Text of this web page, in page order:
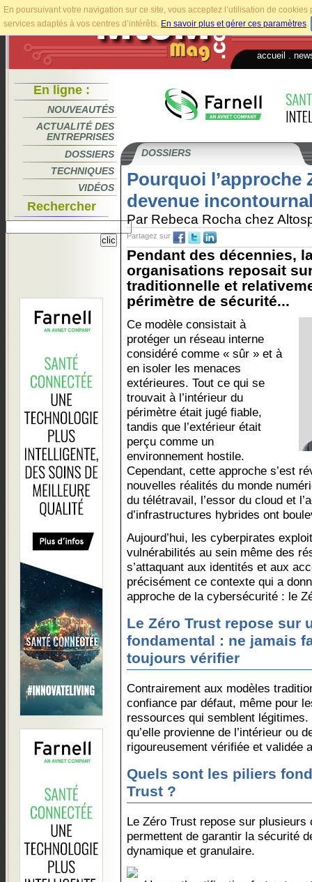
En poursuivant votre navigation sur ce site, vous acceptez l’utilisation de
services adaptés à vos centres d’intérêts. En savoir plus et gérer ces paramètres.
accueil
En ligne :
NOUVEAUTÉS
ACTUALITÉ DES
ENTREPRISES
DOSSIERS
TECHNIQUES
VIDÉOS
Rechercher
DOSSIERS
Pourquoi l’approche
devenue
Par Rebeca Rocha chez
Partagez sur
Pendant des décennies,
organisations reposait
traditionnelle et
périmètre de sécurité...
Ce modèle consistait à
protéger un réseau interne
considéré comme « sûr » et à
en isoler les menaces
extérieures. Tout ce qui se
trouvait à l’intérieur du
périmètre était jugé fiable,
tandis que l’extérieur était
perçu comme un
environnement hostile.
Cependant, cette approche s’est
nouvelles réalités du monde
du télétravail, l’essor du cloud et
d’infrastructures hybrides ont
Aujourd’hui, les cyberpirates
vulnérabilités au sein même des
s’attaquant aux identités et aux
précisément ce contexte qui a
approche de la cybersécurité : le
Le Zéro Trust repose sur
fondamental : ne jamais
toujours vérifier
Contrairement aux modèles
confiance par défaut, même pour
ressources qui semblent légitimes.
qu’elle provienne de l’intérieur ou
rigoureusement vérifiée et validée
Quels sont les piliers
Trust ?
Le Zéro Trust repose sur
permettent de garantir la sécurité
dynamique et granulaire.